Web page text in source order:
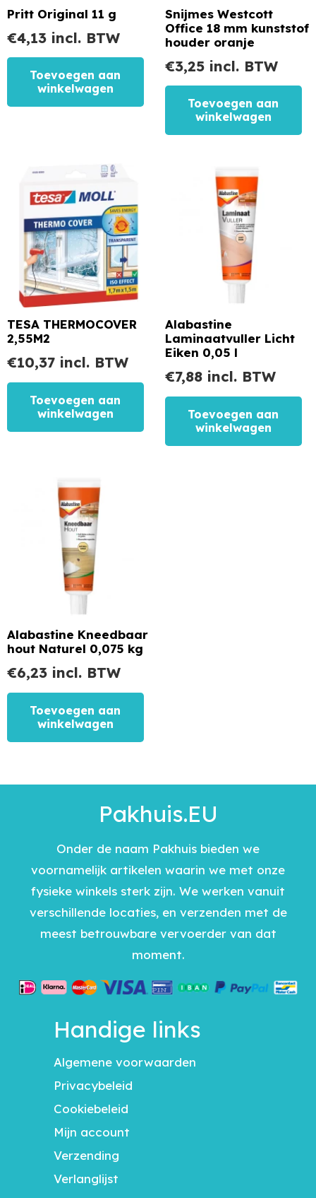
Pritt Original 11 g
€4,13 incl. BTW
Toevoegen aan
winkelwagen
Snijmes Westcott
Office 18 mm kunststof
houder oranje
€3,25 incl. BTW
Toevoegen aan
winkelwagen
TESA THERMOCOVER
2,55M2
€10,37 incl. BTW
Toevoegen aan
winkelwagen
Alabastine
Laminaatvuller Licht
Eiken 0,05 l
€7,88 incl. BTW
Toevoegen aan
winkelwagen
Alabastine Kneedbaar
hout Naturel 0,075 kg
€6,23 incl. BTW
Toevoegen aan
winkelwagen
Pakhuis.EU
Onder de naam Pakhuis bieden we
voornamelijk artikelen waarin we met onze
fysieke winkels sterk zijn. We werken vanuit
verschillende locaties, en verzenden met de
meest betrouwbare vervoerder van dat
moment.
Handige links
Algemene voorwaarden
Privacybeleid
Cookiebeleid
Mijn account
Verzending
Verlanglijst